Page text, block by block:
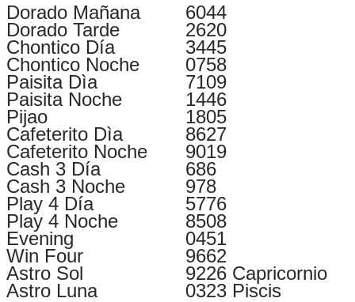
Dorado Mañana
6044
Dorado Tarde
2620
Chontico Día
3445
Chontico Noche
0758
Paisita Dìa
7109
Paisita Noche
1446
Pijao
1805
Cafeterito Dìa
8627
Cafeterito Noche
9019
Cash 3 Día
686
Cash 3 Noche
978
Play 4 Día
5776
Play 4 Noche
8508
Evening
0451
Win Four
9662
Astro Sol
9226 Capricornio
Astro Luna
0323 Piscis